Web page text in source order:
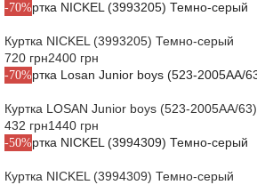
-70%
Куртка NICKEL (3993205) Темно-серый
720 грн2400 грн
-70%
Куртка LOSAN Junior boys (523-2005AA/
432 грн1440 грн
-50%
Куртка NICKEL (3994309) Темно-серый